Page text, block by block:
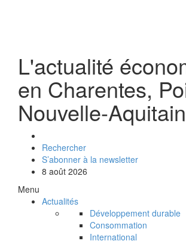
L'actualité
en Charentes,
Nouvelle-
Rechercher
S’abonner à la newsletter
8 août 2026
Menu
Actualités
Développement durable
Consommation
International